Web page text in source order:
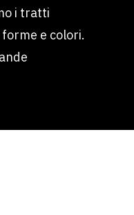
i tratti
e colori.